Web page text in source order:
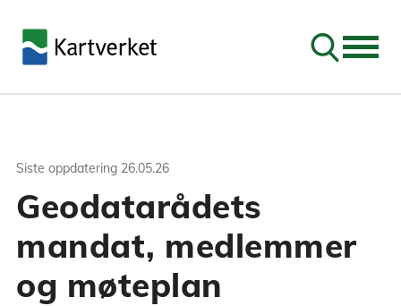
Søk
Siste oppdatering 26.05.26
Geodatarådets
mandat, medlemmer
og møteplan